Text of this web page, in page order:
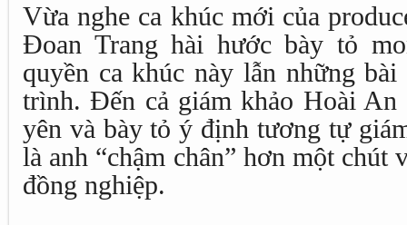
Vừa nghe ca khúc mới của
Đoan Trang hài hước bày tỏ
quyền ca khúc này lẫn những
trình. Đến cả giám khảo Hoài An
yên và bày tỏ ý định tương tự
là anh “chậm chân” hơn một chút
đồng nghiệp.